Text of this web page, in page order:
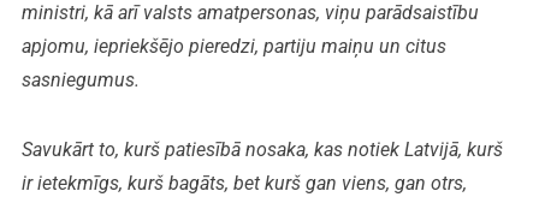
ministri, kā arī valsts amatpersonas, viņu parādsaistību
apjomu, iepriekšējo pieredzi, partiju maiņu un citus
sasniegumus.
Savukārt to, kurš patiesībā nosaka, kas notiek Latvijā, kurš
ir ietekmīgs, kurš bagāts, bet kurš gan viens, gan otrs,